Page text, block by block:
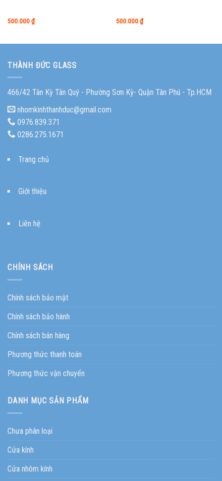
500.000₫ 500.000₫
THÀNH ĐỨC GLASS
466/42 Tân Kỳ Tân Quý - Phường Sơn Kỳ- Quận Tân Phú - Tp.HCM
nhomkinhthanhduc@gmail.com
0976.839.371
0286.275.1671
Trang chủ
Giới thiệu
Liên hệ
CHÍNH SÁCH
Chính sách bảo mật
Chính sách bảo hành
Chính sách bán hàng
Phương thức thanh toán
Phương thức vận chuyển
DANH MỤC SẢN PHẨM
Chưa phân loại
Cửa kính
Cửa nhôm kính